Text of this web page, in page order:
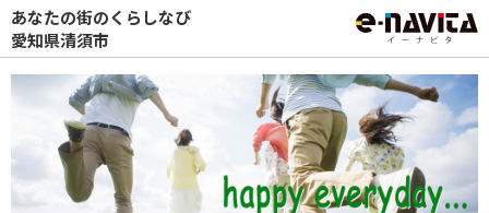
あなたの街のくらしなび
愛知県清須市